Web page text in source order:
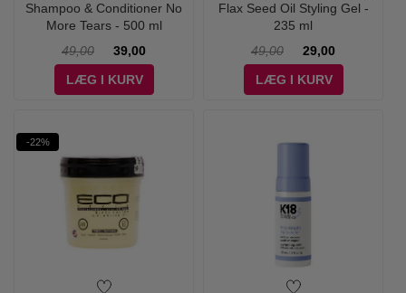
Shampoo & Conditioner No
More Tears - 500 ml
49,00
39,00
LÆG I KURV
Flax Seed Oil Styling Gel -
235 ml
49,00
29,00
LÆG I KURV
-22%